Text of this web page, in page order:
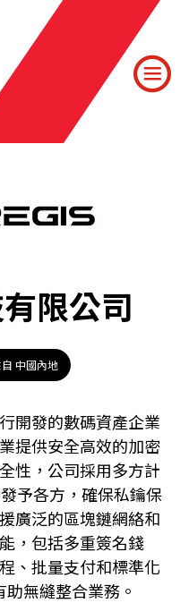
限公司
中國內地
開發的數碼資產企業
提供安全高效的加密
性，公司採用多方計
予各方，確保私鑰保
廣泛的區塊鏈網絡和
，包括多重簽名錢
、批量支付和標準化
無縫整合業務。